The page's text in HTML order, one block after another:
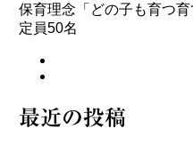
保育理念「どの子も育つ育
定員50名
最近の投稿